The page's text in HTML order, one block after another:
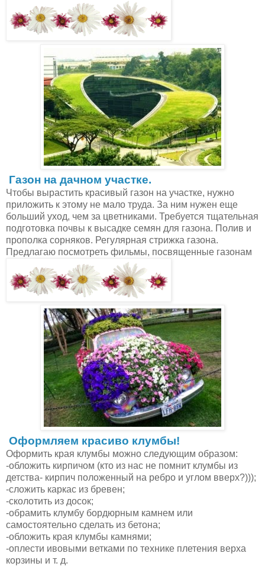
Газон на дачном участке.
Чтобы вырастить красивый газон на участке, нужно
приложить к этому не мало труда. За ним нужен еще
больший уход, чем за цветниками. Требуется тщательная
подготовка почвы к высадке семян для газона. Полив и
прополка сорняков. Регулярная стрижка газона.
Предлагаю посмотреть фильмы, посвященные газонам
Оформляем красиво клумбы!
Оформить края клумбы можно следующим образом:
-обложить кирпичом (кто из нас не помнит клумбы из
детства- кирпич положенный на ребро и углом вверх?)));
-сложить каркас из бревен;
-cколотить из досок;
-обрамить клумбу бордюрным камнем или
самостоятельно сделать из бетона;
-обложить края клумбы камнями;
-оплести ивовыми ветками по технике плетения верха
корзины и т. д.